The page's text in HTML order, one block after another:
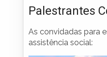
Palestrantes
As convidadas para
assistência social: